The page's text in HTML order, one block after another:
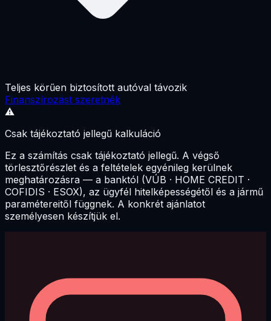
Teljes körűen biztosított autóval távozik
Finanszírozást szeretnék
⚠️
Csak tájékoztató jellegű kalkuláció
Ez a számítás csak tájékoztató jellegű. A végső
törlesztőrészlet és a feltételek egyénileg kerülnek
meghatározásra — a banktól (VÚB · HOME CREDIT ·
COFIDIS · ESOX), az ügyfél hitelképességétől és a jármű
paramétereitől függnek. A konkrét ajánlatot
személyesen készítjük el.